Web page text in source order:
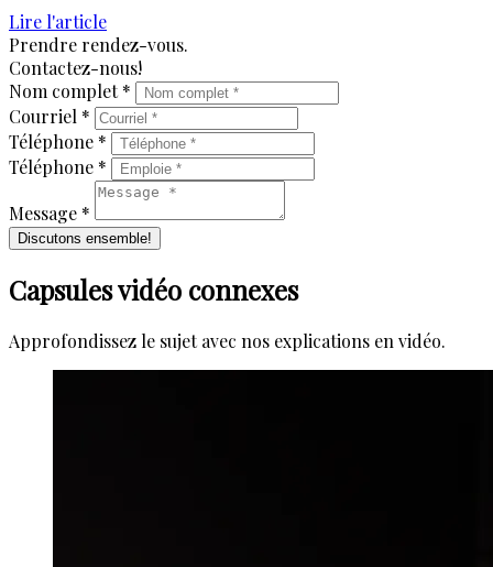
Lire l'article
Prendre rendez-vous.
Contactez-nous!
Nom complet *
Courriel *
Téléphone *
Téléphone *
Message *
Discutons ensemble!
Capsules vidéo connexes
Approfondissez le sujet avec nos explications en vidéo.